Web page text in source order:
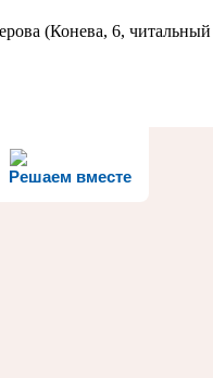
(Конева, 6, читальный
Решаем вместе